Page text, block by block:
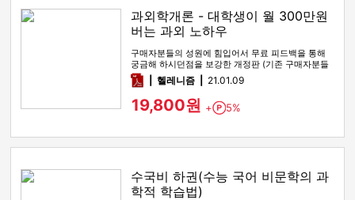
과외학개론 - 대학생이 월 300만원
버는 과외 노하우
구매자분들의 성원에 힘입어서 무료 피드백을 통해
궁금해 하시던점을 보강한 개정판 (기존 구매자분들
은 연락이나 댓글 남겨주시…
pdf헬레니즘 21.01.09
19,800원 + Point
5%
수국비 하권(수능 국어 비문학의 과
학적 학습법)